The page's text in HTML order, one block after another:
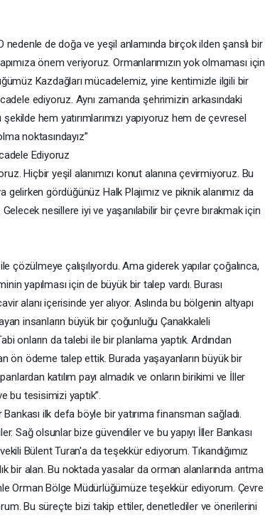
nedenle de doğa ve yeşil anlamında birçok ilden şanslı bir
önem veriyoruz. Ormanlarımızın yok olmaması için
Kazdağları mücadelemiz, yine kentimizle ilgili bir
ediyoruz. Aynı zamanda şehrimizin arkasındaki
hem yatırımlarımızı yapıyoruz hem de çevresel
noktasındayız”
Ediyoruz
Hiçbir yeşil alanımızı konut alanına çevirmiyoruz. Bu
gelirken gördüğünüz Halk Plajımız ve piknik alanımız da
Gelecek nesillere iyi ve yaşanılabilir bir çevre bırakmak için
çözülmeye çalışılıyordu. Ama giderek yapılar çoğalınca,
yapılması için de büyük bir talep vardı. Burası
alanı içerisinde yer alıyor. Aslında bu bölgenin altyapı
insanların büyük bir çoğunluğu Çanakkaleli
onların da talebi ile bir planlama yaptık. Ardından
ön ödeme talep ettik. Burada yaşayanların büyük bir
katılım payı almadık ve onların birikimi ve İller
bu tesisimizi yaptık”.
ilk defa böyle bir yatırıma finansman sağladı.
Sağ olsunlar bize güvendiler ve bu yapıyı İller Bankası
Bülent Turan'a da teşekkür ediyorum. Tıkandığımız
bir alan. Bu noktada yasalar da orman alanlarında arıtma
Orman Bölge Müdürlüğümüze teşekkür ediyorum. Çevre
Bu süreçte bizi takip ettiler, denetlediler ve önerilerini